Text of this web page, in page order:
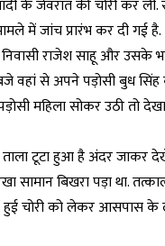
के जेवरात की चोरी कर
में जांच प्रारंभ कर दी गई है.
निवासी राजेश साहू और
वहां से अपने पड़ोसी बुध
महिला सोकर उठी तो
टूटा हुआ है अंदर जाकर
सामान बिखरा पड़ा था.
हुई चोरी को लेकर आसपास